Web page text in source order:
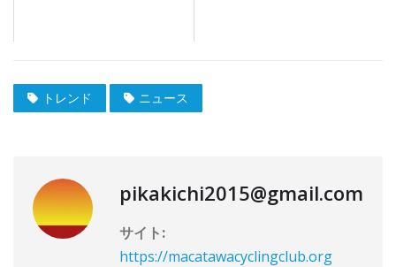
トレンド ニュース
pikakichi2015@gmail.com
サイト:
https://macatawacyclingclub.org